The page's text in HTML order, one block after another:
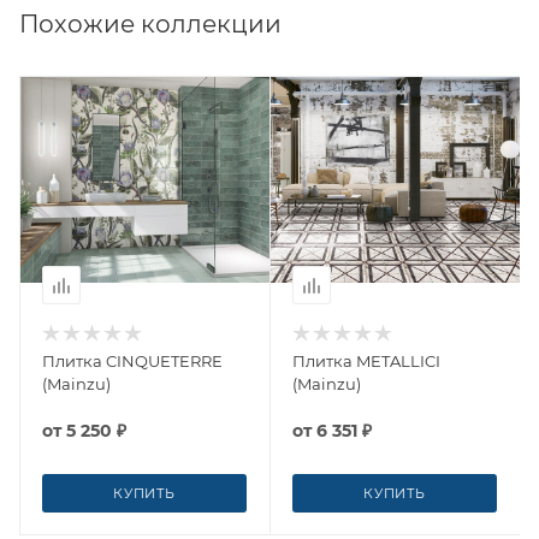
Похожие коллекции
Плитка CINQUETERRE
(Mainzu)
от5 250 ₽
КУПИТЬ
Плитка METALLICI
(Mainzu)
от6 351 ₽
КУПИТЬ